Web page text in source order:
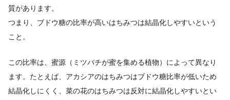
質があります。
つまり、ブドウ糖の比率が高いはちみつは結晶化しやすいという
こと。
この比率は、蜜源（ミツバチが蜜を集める植物）によって異なり
ます。たとえば、アカシアのはちみつはブドウ糖比率が低いため
結晶化しにくく、菜の花のはちみつは反対に結晶化しやすいとい